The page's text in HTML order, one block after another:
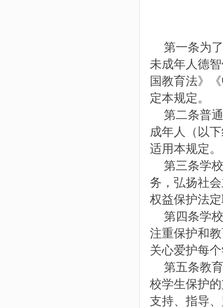
第一条为了
未成年人德
国教育法》
定本规定。
第二条普通
成年人（以
适用本规定。
第三条学校
务，弘扬社
权益保护法
第四条学校
注重保护和
关心爱护每
第五条教育
校学生保护
支持、指导